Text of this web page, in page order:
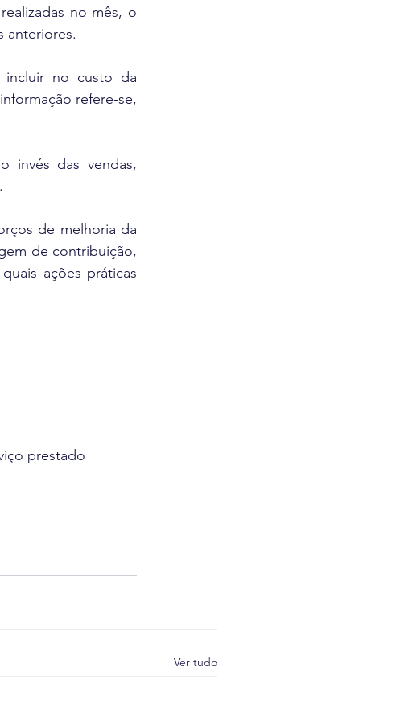
no mês, o
anteriores.
incluir no custo da
refere-se,
invés das vendas,
de melhoria da
de contribuição,
ações práticas
prestado
Ver tudo